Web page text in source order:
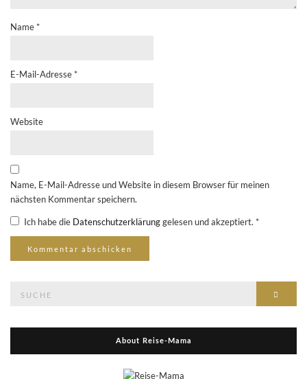
Name *
E-Mail-Adresse *
Website
Name, E-Mail-Adresse und Website in diesem Browser für meinen
nächsten Kommentar speichern.
Ich habe die Datenschutzerklärunggelesen und akzeptiert. *
About Reise-Mama